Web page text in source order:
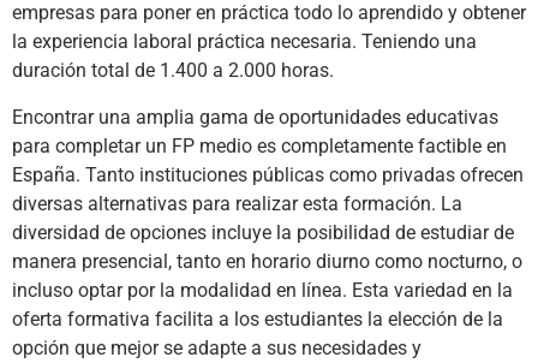
empresas para poner en práctica todo lo aprendido y obtener
la experiencia laboral práctica necesaria. Teniendo una
duración total de 1.400 a 2.000 horas.
Encontrar una amplia gama de oportunidades educativas
para completar un FP medio es completamente factible en
España. Tanto instituciones públicas como privadas ofrecen
diversas alternativas para realizar esta formación. La
diversidad de opciones incluye la posibilidad de estudiar de
manera presencial, tanto en horario diurno como nocturno, o
incluso optar por la modalidad en línea. Esta variedad en la
oferta formativa facilita a los estudiantes la elección de la
opción que mejor se adapte a sus necesidades y